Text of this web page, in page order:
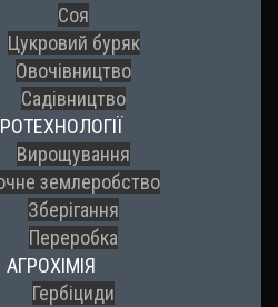
Соя
Цукровий буряк
Овочівництво
Садівництво
Вирощування
землеробство
Зберігання
Переробка
АГРОХІМІЯ
Гербіциди